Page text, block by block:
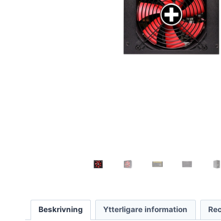
Beskrivning Ytterligare information